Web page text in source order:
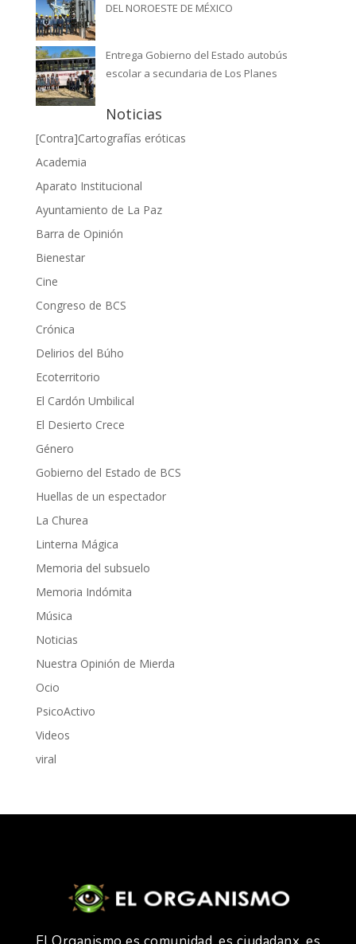
DEL NOROESTE DE MÉXICO
Entrega Gobierno del Estado autobús
escolar a secundaria de Los Planes
Noticias
[Contra]Cartografías eróticas
Academia
Aparato Institucional
Ayuntamiento de La Paz
Barra de Opinión
Bienestar
Cine
Congreso de BCS
Crónica
Delirios del Búho
Ecoterritorio
El Cardón Umbilical
El Desierto Crece
Género
Gobierno del Estado de BCS
Huellas de un espectador
La Churea
Linterna Mágica
Memoria del subsuelo
Memoria Indómita
Música
Noticias
Nuestra Opinión de Mierda
Ocio
PsicoActivo
Videos
viral